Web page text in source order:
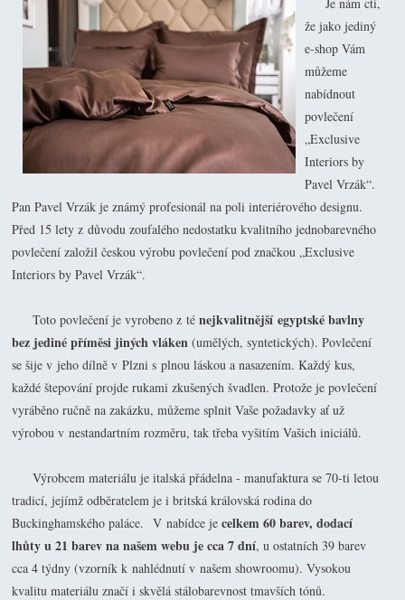
že jako jediný
e-shop Vám
můžeme
nabídnout
povlečení
„Exclusive
Interiors by
Pavel Vrzák“.
Pan Pavel Vrzák je známý profesionál na poli interiérového designu.
Před 15 lety z důvodu zoufalého nedostatku kvalitního jednobarevného
povlečení založil českou výrobu povlečení pod značkou „Exclusive
Interiors by Pavel Vrzák“.
Toto povlečení je vyrobeno z ténejkvalitnější egyptské bavlny
bez jediné příměsi jiných vláken (umělých, syntetických). Povlečení
se šije v jeho dílně v Plzni s plnou láskou a nasazením. Každý kus,
každé štepování projde rukami zkušených švadlen. Protože je povlečení
vyráběno ručně na zakázku, můžeme splnit Vaše požadavky ať už
výrobou v nestandartním rozměru, tak třeba vyšitím Vašich iniciálů.
Výrobcem materiálu je italská přádelna - manufaktura se 70-ti letou
tradicí, jejímž odběratelem je i britská královská rodina do
Buckinghamského paláce. V nabídce je celkem 60 barev, dodací
lhůty u 21 barev na našem webu je cca 7 dní, u ostatních 39 barev
cca 4 týdny (vzorník k nahlédnutí v našem showroomu). Vysokou
kvalitu materiálu značí i skvělá stálobarevnost tmavších tónů.